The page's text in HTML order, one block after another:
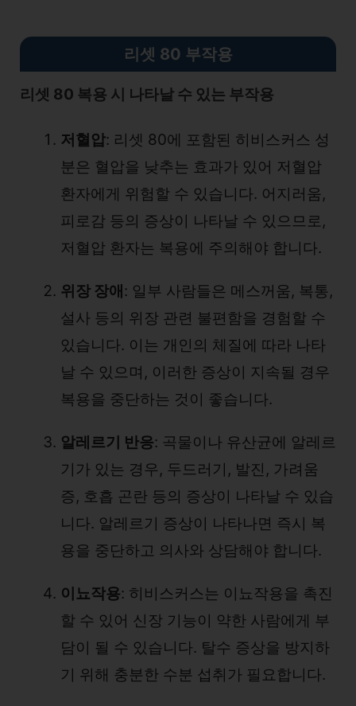
리셋 80 부작용
리셋 80 복용 시 나타날 수 있는 부작용
저혈압: 리셋 80에 포함된 히비스커스 성
분은 혈압을 낮추는 효과가 있어 저혈압
환자에게 위험할 수 있습니다. 어지러움,
피로감 등의 증상이 나타날 수 있으므로,
저혈압 환자는 복용에 주의해야 합니다.
위장 장애 : 일부 사람들은 메스꺼움, 복통,
설사 등의 위장 관련 불편함을 경험할 수
있습니다. 이는 개인의 체질에 따라 나타
날 수 있으며, 이러한 증상이 지속될 경우
복용을 중단하는 것이 좋습니다.
알레르기 반응: 곡물이나 유산균에 알레르
기가 있는 경우, 두드러기, 발진, 가려움
증, 호흡 곤란 등의 증상이 나타날 수 있습
니다. 알레르기 증상이 나타나면 즉시 복
용을 중단하고 의사와 상담해야 합니다.
이뇨작용: 히비스커스는 이뇨작용을 촉진
할 수 있어 신장 기능이 약한 사람에게 부
담이 될 수 있습니다. 탈수 증상을 방지하
기 위해 충분한 수분 섭취가 필요합니다.